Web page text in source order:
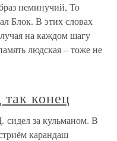
неминучий, То
Блок. В этих словах
на каждом шагу
людская – тоже не
конец
сидел за кульманом. В
карандаш